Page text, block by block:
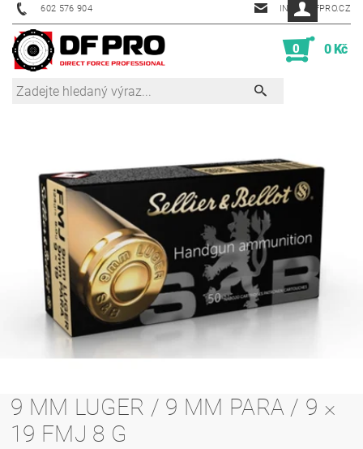
602 576 904 INFO@DFPRO.CZ
0 0 Kč
9 MM LUGER / 9 MM PARA / 9 ×
19 FMJ 8 G